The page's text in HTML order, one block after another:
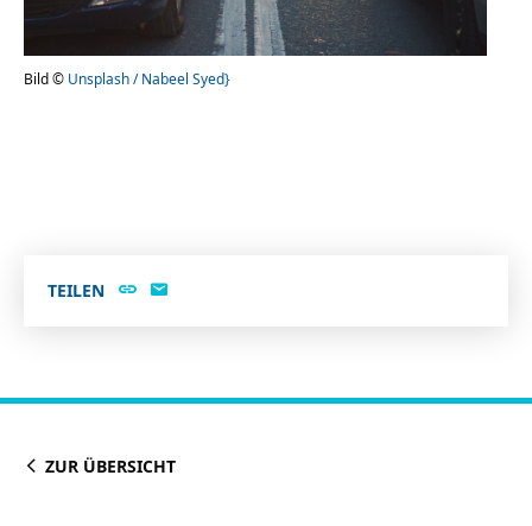
Bild © Unsplash / Nabeel Syed}
TEILEN
ZUR ÜBERSICHT